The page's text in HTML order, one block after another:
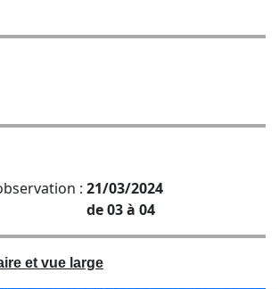
: 21/03/2024
de 03 à 04
et vue large